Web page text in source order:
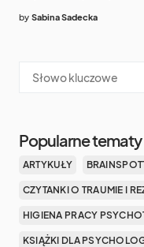
by Sabina Sadecka
Popularne tematy
ARTYKUŁY
CZYTANKI O TRAUMIE I
HIGIENA PRACY
KSIĄŻKI DLA